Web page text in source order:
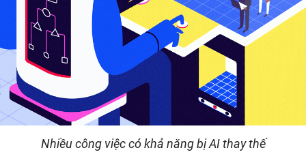
Nhiều công việc có khả năng bị AI thay thế